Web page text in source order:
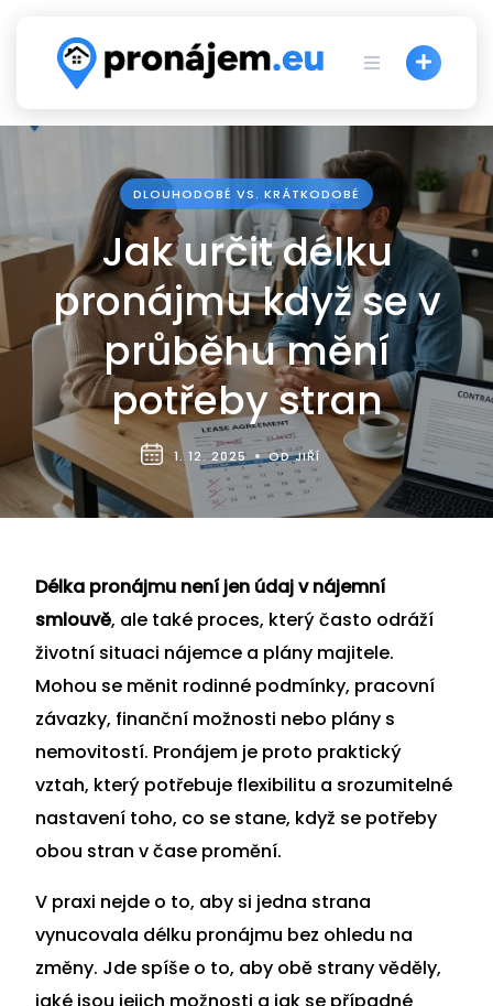
content
DLOUHODOBÉ VS. KRÁTKODOBÉ
Jak určit délku
pronájmu když se v
průběhu mění
potřeby stran
1. 12. 2025 OD JIŘÍ
Délka pronájmu není jen údaj v nájemní
smlouvě, ale také proces, který často odráží
životní situaci nájemce a plány majitele.
Mohou se měnit rodinné podmínky, pracovní
závazky, finanční možnosti nebo plány s
nemovitostí. Pronájem je proto praktický
vztah, který potřebuje flexibilitu a srozumitelné
nastavení toho, co se stane, když se potřeby
obou stran v čase promění.
V praxi nejde o to, aby si jedna strana
vynucovala délku pronájmu bez ohledu na
změny. Jde spíše o to, aby obě strany věděly,